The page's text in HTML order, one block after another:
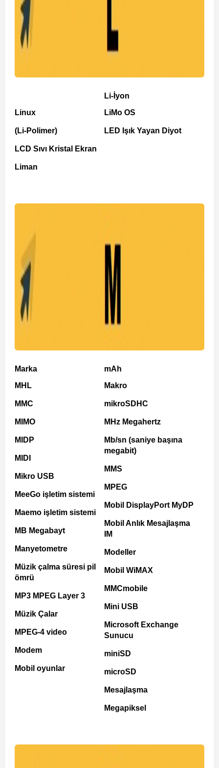
Linux
(Li-Polimer)
LCD Sıvı Kristal Ekran
Liman
Li-İyon
LiMo OS
LED Işık Yayan Diyot
Marka
MHL
MMC
MIMO
MIDP
MIDI
Mikro USB
MeeGo işletim sistemi
Maemo işletim sistemi
MB Megabayt
Manyetometre
Müzik çalma süresi pil
ömrü
MP3 MPEG Layer 3
Müzik Çalar
MPEG-4 video
Modem
Mobil oyunlar
mAh
Makro
mikroSDHC
MHz Megahertz
Mb/sn (saniye başına
megabit)
MMS
MPEG
Mobil DisplayPort MyDP
Mobil Anlık Mesajlaşma
IM
Modeller
Mobil WiMAX
MMCmobile
Mini USB
Microsoft Exchange
Sunucu
miniSD
microSD
Mesajlaşma
Megapiksel